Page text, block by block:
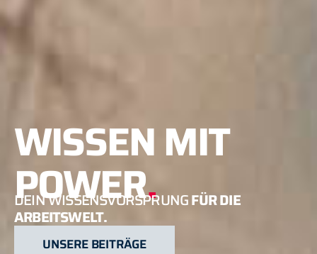
WISSEN MIT
POWER.
DEIN WISSENSVORSPRUNGFÜR DIE
ARBEITSWELT.
UNSERE BEITRÄGE